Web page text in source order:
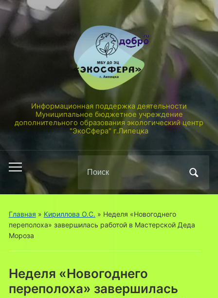
Информационная поддержка деятельности
Муниципальное бюджетное учреждение
дополнительного образования экологический центр
"ЭкоСфера" г.Липецка
Переключить
мобильное
меню
по:
Главная » Кириллова О.С. » Неделя «Новогоднего
переполоха» завершилась работой в Мастерской Деда
Мороза
Неделя «Новогоднего
переполоха» завершилась